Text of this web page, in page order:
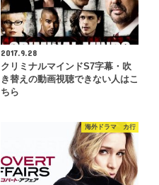
2017.9.28
クリミナルマインドS7字幕・吹
き替えの動画視聴できない人はこ
ちら
海外ドラマ カ行